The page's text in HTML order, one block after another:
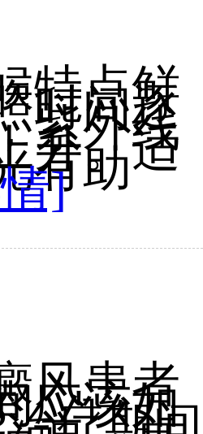
特点鲜
时间逐
紫外线
升。适
有助
]
风患者
应该如